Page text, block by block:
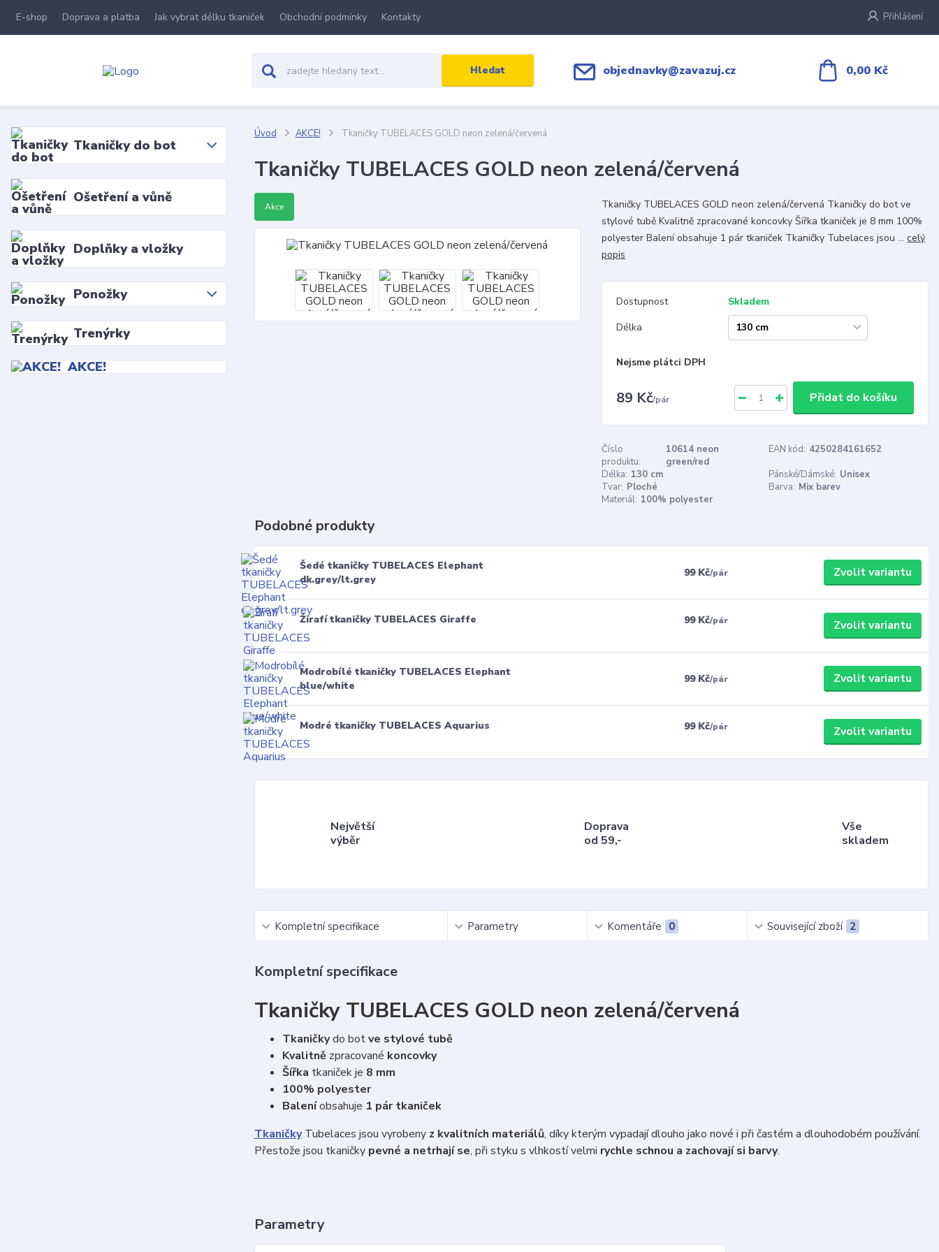
E-shop Doprava a platba Jak vybrat délku tkaniček Obchodní podmínky Kontakty Přihlášení
Hledat objednavky@zavazuj.cz 0,00 Kč
Tkaničky do bot
Ošetření a vůně
Doplňky a vložky
Ponožky
Trenýrky
AKCE!
Úvod AKCE! Tkaničky TUBELACES GOLD neon zelená/červená
Tkaničky TUBELACES GOLD neon zelená/červená
Akce
Tkaničky TUBELACES GOLD neon zelená/červená Tkaničky do bot ve
stylové tubě Kvalitně zpracované koncovky Šířka tkaniček je 8 mm 100%
polyester Balení obsahuje 1 pár tkaniček Tkaničky Tubelaces jsou ...celý
popis
Dostupnost
Skladem
Délka
Nejsme plátci DPH
89 Kč/pár Přidat do košíku
Číslo
produktu:
10614 neon
green/red
EAN kód: 4250284161652
Délka: 130 cm Pánské/Dámské: Unisex
Tvar: Ploché Barva: Mix barev
Materiál: 100% polyester
Podobné produkty
Šedé tkaničky TUBELACES Elephant
dk.grey/lt.grey
99 Kč/pár Zvolit variantu
Žirafí tkaničky TUBELACES Giraffe 99 Kč/pár Zvolit variantu
Modrobílé tkaničky TUBELACES Elephant
blue/white
99 Kč/pár Zvolit variantu
Modré tkaničky TUBELACES Aquarius 99 Kč/pár Zvolit variantu
Největší
výběr
Doprava
od 59,-
Vše
skladem
Kompletní specifikace Parametry Komentáře 0 Související zboží 2
Kompletní specifikace
Tkaničky TUBELACES GOLD neon zelená/červená
Tkaničkydo botve stylové tubě
Kvalitně zpracované koncovky
Šířka tkaniček je 8 mm
100% polyester
Baleníobsahuje 1 pár tkaniček
TkaničkyTubelaces jsou vyrobeny z kvalitních materiálů, díky kterým vypadají dlouho jako nové i při častém a dlouhodobém používání.
Přestože jsou tkaničky pevné a netrhají se, při styku s vlhkostí velmi rychle schnou a zachovají si barvy.
Parametry